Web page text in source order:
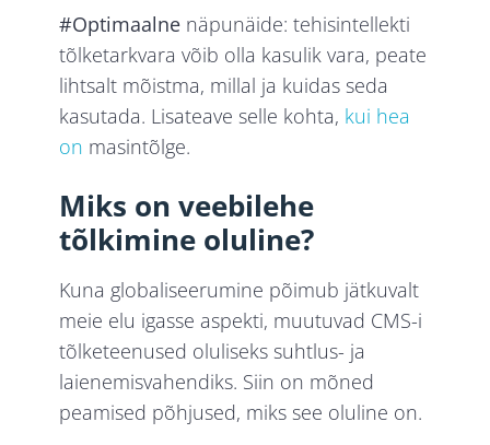
#Optimaalne näpunäide: tehisintellekti
tõlketarkvara võib olla kasulik vara, peate
lihtsalt mõistma, millal ja kuidas seda
kasutada. Lisateave selle kohta, kui hea
on masintõlge.
Miks on veebilehe
tõlkimine oluline?
Kuna globaliseerumine põimub jätkuvalt
meie elu igasse aspekti, muutuvad CMS-i
tõlketeenused oluliseks suhtlus- ja
laienemisvahendiks. Siin on mõned
peamised põhjused, miks see oluline on.